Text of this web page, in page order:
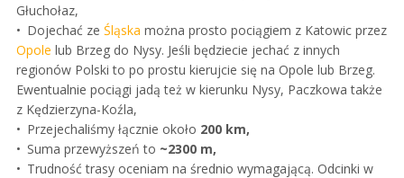
Głuchołaz,
Dojechać ze Śląska można prosto pociągiem z Katowic przez
Opole lub Brzeg do Nysy. Jeśli będziecie jechać z innych
regionów Polski to po prostu kierujcie się na Opole lub Brzeg.
Ewentualnie pociągi jadą też w kierunku Nysy, Paczkowa także
z Kędzierzyna-Koźla,
Przejechaliśmy łącznie około 200 km,
Suma przewyższeń to ~2300 m,
Trudność trasy oceniam na średnio wymagającą. Odcinki w